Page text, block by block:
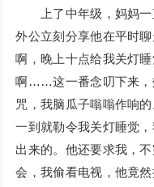
上了中年级，妈妈一
外公立刻分享他在平时
啊，晚上十点给我关灯
啊……这一番念叨下来，
咒，我脑瓜子嗡嗡作响
一到就勒令我关灯睡觉
出来的。他还要求我，
会，我偷看电视，他竟